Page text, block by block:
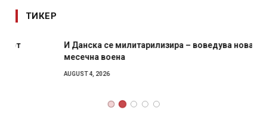
ТИКЕР
И Данска се милитарилизира – воведува нова 11-
месечна воена